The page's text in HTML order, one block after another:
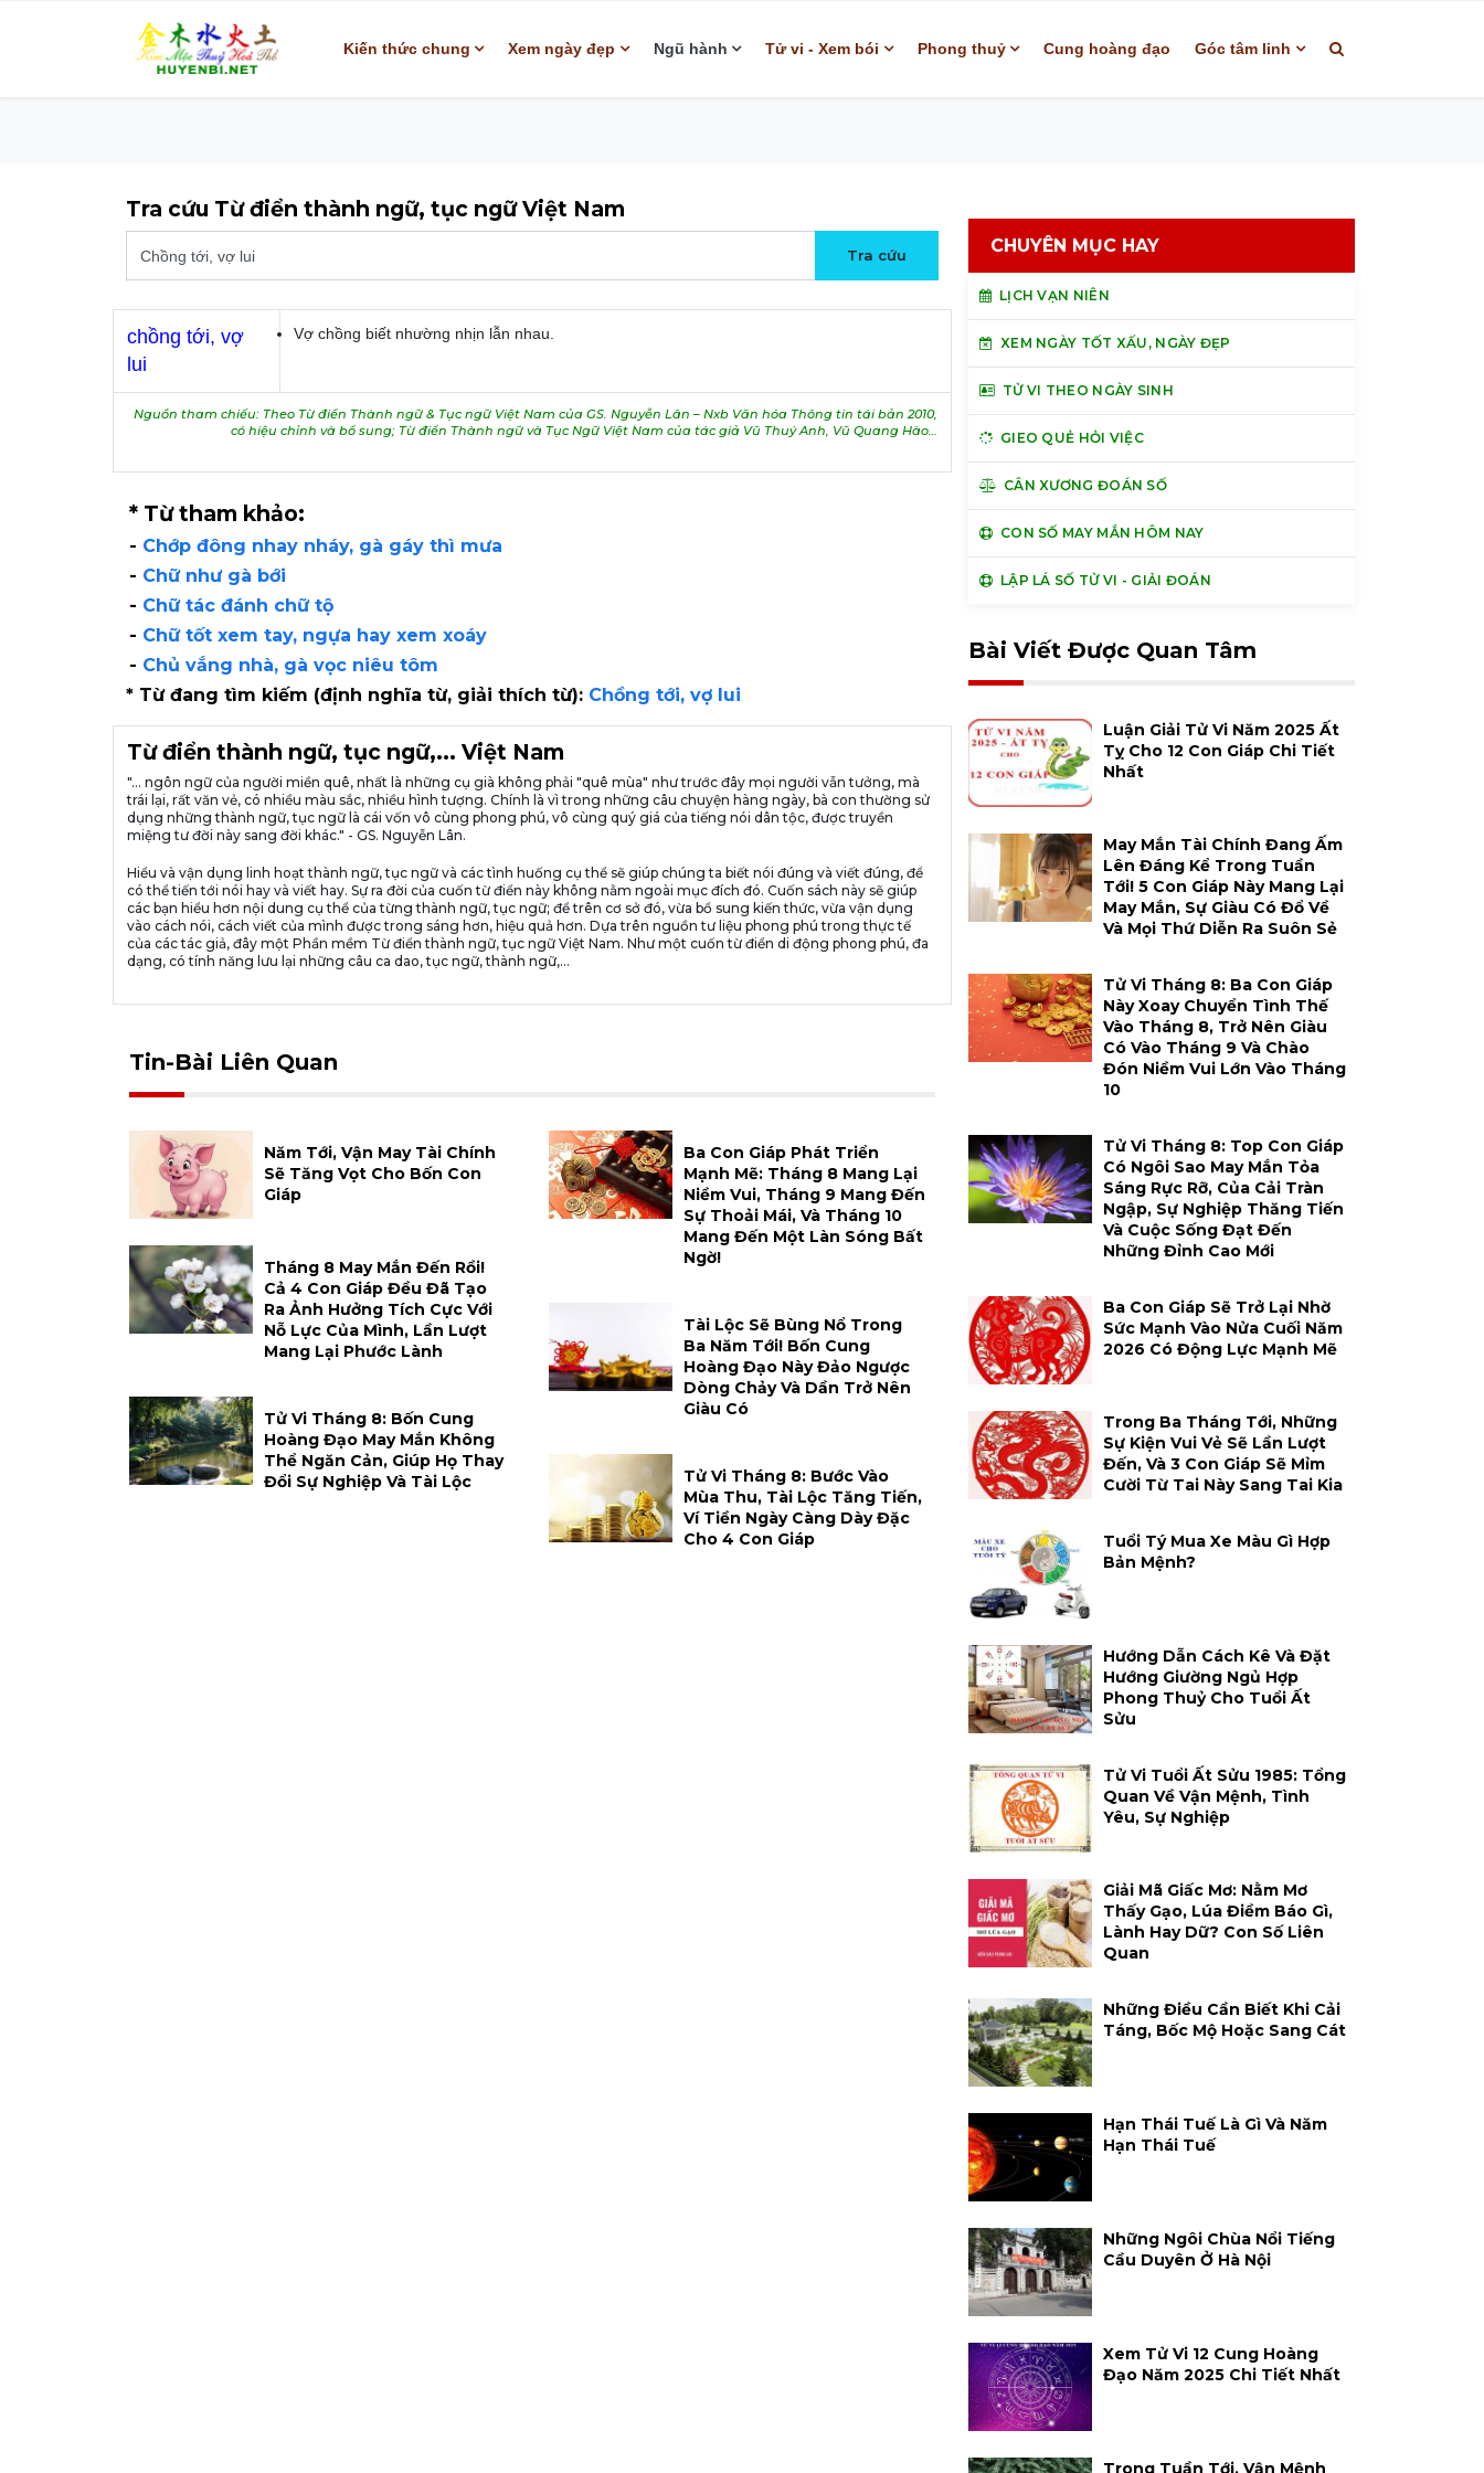
Kiến thức chung Xem ngày đẹp Ngũ hành Tử vi - Xem bói Phong thuỷ Cung hoàng đạo Góc tâm linh
Tra cứu Từ điển thành ngữ, tục ngữ Việt Nam
chồng tới, vợ
lui
Vợ chồng biết nhường nhịn lẫn nhau.
Nguồn tham chiếu: Theo Từ điển Thành ngữ & Tục ngữ Việt Nam của GS. Nguyễn Lân – Nxb Văn hóa Thông tin tái bản 2010,
có hiệu chỉnh và bổ sung; Từ điển Thành ngữ và Tục Ngữ Việt Nam của tác giả Vũ Thuý Anh, Vũ Quang Hào…
* Từ tham khảo:
- Chớp đông nhay nháy, gà gáy thì mưa
- Chữ như gà bới
- Chữ tác đánh chữ tộ
- Chữ tốt xem tay, ngựa hay xem xoáy
- Chủ vắng nhà, gà vọc niêu tôm
* Từ đang tìm kiếm (định nghĩa từ, giải thích từ): Chồng tới, vợ lui
Từ điển thành ngữ, tục ngữ,... Việt Nam
"... ngôn ngữ của người miền quê, nhất là những cụ già không phải "quê mùa" như trước đây mọi người vẫn tưởng, mà
trái lại, rất văn vẻ, có nhiều màu sắc, nhiều hình tượng. Chính là vì trong những câu chuyện hàng ngày, bà con thường sử
dụng những thành ngữ, tục ngữ là cái vốn vô cùng phong phú, vô cùng quý giá của tiếng nói dân tộc, được truyền
miệng tư đời này sang đời khác." - GS. Nguyễn Lân.
Hiểu và vận dụng linh hoạt thành ngữ, tục ngữ và các tình huống cụ thể sẽ giúp chúng ta biết nói đúng và viết đúng, để
có thể tiến tới nói hay và viết hay. Sự ra đời của cuốn từ điển này không nằm ngoài mục đích đó. Cuốn sách này sẽ giúp
các bạn hiểu hơn nội dung cụ thể của từng thành ngữ, tục ngữ; để trên cơ sở đó, vừa bổ sung kiến thức, vừa vận dụng
vào cách nói, cách viết của mình được trong sáng hơn, hiệu quả hơn. Dựa trên nguồn tư liệu phong phú trong thực tế
của các tác giả, đây một Phần mềm Từ điển thành ngữ, tục ngữ Việt Nam. Như một cuốn từ điển di động phong phú, đa
dạng, có tính năng lưu lại những câu ca dao, tục ngữ, thành ngữ,...
Tin-Bài Liên Quan
Năm Tới, Vận May Tài Chính
Sẽ Tăng Vọt Cho Bốn Con
Giáp
Tháng 8 May Mắn Đến Rồi!
Cả 4 Con Giáp Đều Đã Tạo
Ra Ảnh Hưởng Tích Cực Với
Nỗ Lực Của Mình, Lần Lượt
Mang Lại Phước Lành
Tử Vi Tháng 8: Bốn Cung
Hoàng Đạo May Mắn Không
Thể Ngăn Cản, Giúp Họ Thay
Đổi Sự Nghiệp Và Tài Lộc
Ba Con Giáp Phát Triển
Mạnh Mẽ: Tháng 8 Mang Lại
Niềm Vui, Tháng 9 Mang Đến
Sự Thoải Mái, Và Tháng 10
Mang Đến Một Làn Sóng Bất
Ngờ!
Tài Lộc Sẽ Bùng Nổ Trong
Ba Năm Tới! Bốn Cung
Hoàng Đạo Này Đảo Ngược
Dòng Chảy Và Dần Trở Nên
Giàu Có
Tử Vi Tháng 8: Bước Vào
Mùa Thu, Tài Lộc Tăng Tiến,
Ví Tiền Ngày Càng Dày Đặc
Cho 4 Con Giáp
CHUYÊN MỤC HAY
LỊCH VẠN NIÊN
XEM NGÀY TỐT XẤU, NGÀY ĐẸP
TỬ VI THEO NGÀY SINH
GIEO QUẺ HỎI VIỆC
CÂN XƯƠNG ĐOÁN SỐ
CON SỐ MAY MẮN HÔM NAY
LẬP LÁ SỐ TỬ VI - GIẢI ĐOÁN
Bài Viết Được Quan Tâm
Luận Giải Tử Vi Năm 2025 Ất
Tỵ Cho 12 Con Giáp Chi Tiết
Nhất
May Mắn Tài Chính Đang Ấm
Lên Đáng Kể Trong Tuần
Tới! 5 Con Giáp Này Mang Lại
May Mắn, Sự Giàu Có Đổ Về
Và Mọi Thứ Diễn Ra Suôn Sẻ
Tử Vi Tháng 8: Ba Con Giáp
Này Xoay Chuyển Tình Thế
Vào Tháng 8, Trở Nên Giàu
Có Vào Tháng 9 Và Chào
Đón Niềm Vui Lớn Vào Tháng
10
Tử Vi Tháng 8: Top Con Giáp
Có Ngôi Sao May Mắn Tỏa
Sáng Rực Rỡ, Của Cải Tràn
Ngập, Sự Nghiệp Thăng Tiến
Và Cuộc Sống Đạt Đến
Những Đỉnh Cao Mới
Ba Con Giáp Sẽ Trở Lại Nhờ
Sức Mạnh Vào Nửa Cuối Năm
2026 Có Động Lực Mạnh Mẽ
Trong Ba Tháng Tới, Những
Sự Kiện Vui Vẻ Sẽ Lần Lượt
Đến, Và 3 Con Giáp Sẽ Mỉm
Cười Từ Tai Này Sang Tai Kia
Tuổi Tý Mua Xe Màu Gì Hợp
Bản Mệnh?
Hướng Dẫn Cách Kê Và Đặt
Hướng Giường Ngủ Hợp
Phong Thuỷ Cho Tuổi Ất
Sửu
Tử Vi Tuổi Ất Sửu 1985: Tổng
Quan Về Vận Mệnh, Tình
Yêu, Sự Nghiệp
Giải Mã Giấc Mơ: Nằm Mơ
Thấy Gạo, Lúa Điềm Báo Gì,
Lành Hay Dữ? Con Số Liên
Quan
Những Điều Cần Biết Khi Cải
Táng, Bốc Mộ Hoặc Sang Cát
Hạn Thái Tuế Là Gì Và Năm
Hạn Thái Tuế
Những Ngôi Chùa Nổi Tiếng
Cầu Duyên Ở Hà Nội
Xem Tử Vi 12 Cung Hoàng
Đạo Năm 2025 Chi Tiết Nhất
Trong Tuần Tới, Vận Mệnh